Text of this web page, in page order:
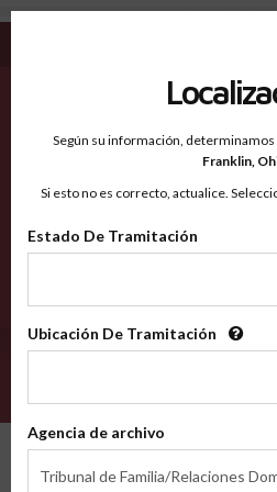
Luce MI - Condados
Condados
Según su información,
Franklin,
Si esto no es correcto, actualice.
Estado De Tramitación
Tramitación
Ubicación De Tramitación
Tramitación
Agencia de archivo
Tribunal de Familia/Relaciones
de